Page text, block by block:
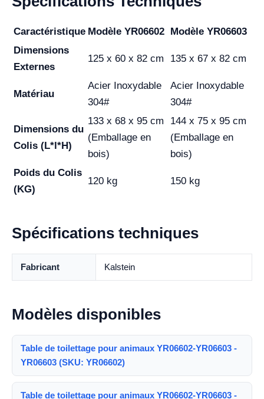
Caractéristique Modèle YR06602 Modèle YR06603
Dimensions
Externes
125 x 60 x 82 cm 135 x 67 x 82 cm
Matériau
Acier Inoxydable
304#
Acier Inoxydable
304#
Dimensions du
Colis (L*l*H)
133 x 68 x 95 cm
(Emballage en
bois)
144 x 75 x 95 cm
(Emballage en
bois)
Poids du Colis
(KG)
120 kg 150 kg
Spécifications techniques
Fabricant Kalstein
Modèles disponibles
Table de toilettage pour animaux YR06602-YR06603 -
YR06603 (SKU: YR06602)
Table de toilettage pour animaux YR06602-YR06603 -